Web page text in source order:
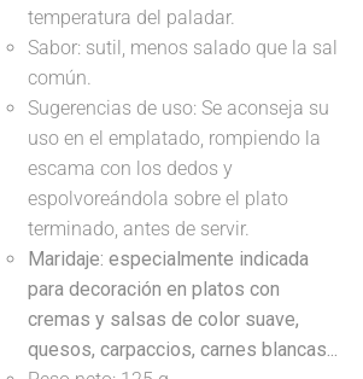
temperatura del paladar.
Sabor: sutil, menos salado que la sal
común.
Sugerencias de uso: Se aconseja su
uso en el emplatado, rompiendo la
escama con los dedos y
espolvoreándola sobre el plato
terminado, antes de servir.
Maridaje: especialmente indicada
para decoración en platos con
cremas y salsas de color suave,
quesos, carpaccios, carnes blancas...